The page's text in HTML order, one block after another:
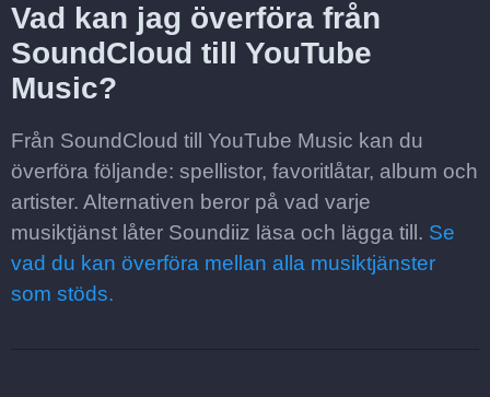
Vad kan jag överföra från
SoundCloud till YouTube
Music?
Från SoundCloud till YouTube Music kan du
överföra följande: spellistor, favoritlåtar, album och
artister. Alternativen beror på vad varje
musiktjänst låter Soundiiz läsa och lägga till. Se
vad du kan överföra mellan alla musiktjänster
som stöds.